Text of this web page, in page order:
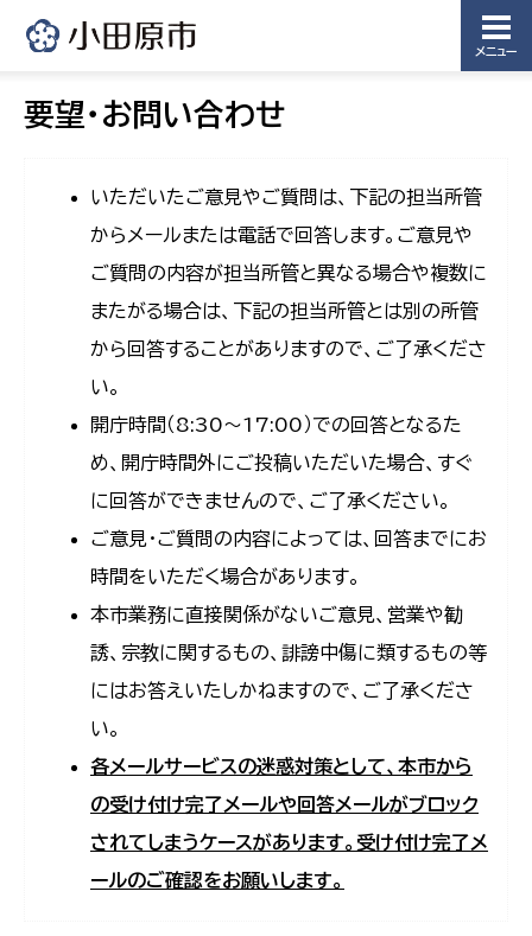
メニュー
要望・お問い合わせ
いただいたご意見やご質問は、下記の担当所管
からメールまたは電話で回答します。ご意見や
ご質問の内容が担当所管と異なる場合や複数に
またがる場合は、下記の担当所管とは別の所管
から回答することがありますので、ご了承くださ
い。
開庁時間（8:30〜17:00）での回答となるた
め、開庁時間外にご投稿いただいた場合、すぐ
に回答ができませんので、ご了承ください。
ご意見・ご質問の内容によっては、回答までにお
時間をいただく場合があります。
本市業務に直接関係がないご意見、営業や勧
誘、宗教に関するもの、誹謗中傷に類するもの等
にはお答えいたしかねますので、ご了承くださ
い。
各メールサービスの迷惑対策として、本市から
の受け付け完了メールや回答メールがブロック
されてしまうケースがあります。受け付け完了メ
ールのご確認をお願いします。